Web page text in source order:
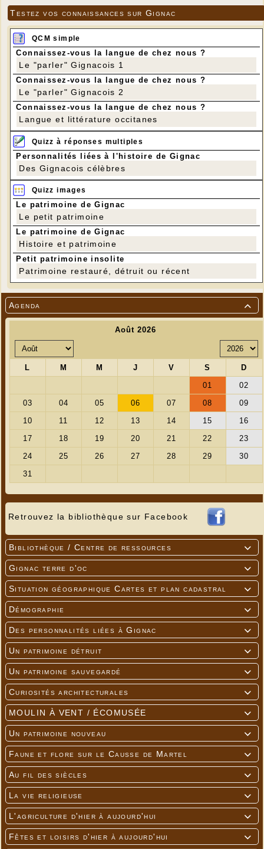

Agenda
Retrouvez la bibliothèque sur Facebook

Bibliothèque / Centre de ressources

Gignac terre d'oc

Situation géographique Cartes et plan cadastral

Démographie

Des personnalités liées à Gignac

Un patrimoine détruit

Un patrimoine sauvegardé

Curiosités architecturales

MOULIN À VENT / ÉCOMUSÉE

Un patrimoine nouveau

Faune et flore sur le Causse de Martel

Au fil des siècles

La vie religieuse

L'agriculture d'hier à aujourd'hui

Fêtes et loisirs d'hier à aujourd'hui
Testez vos connaissances sur Gignac
QCM simple
Connaissez-vous la langue de chez nous ?
Le "parler" Gignacois 1
Connaissez-vous la langue de chez nous ?
Le "parler" Gignacois 2
Connaissez-vous la langue de chez nous ?
Langue et littérature occitanes
Quizz à réponses multiples
Personnalités liées à l'histoire de Gignac
Des Gignacois célèbres
Quizz images
Le patrimoine de Gignac
Le petit patrimoine
Le patrimoine de Gignac
Histoire et patrimoine
Petit patrimoine insolite
Patrimoine restauré, détruit ou récent